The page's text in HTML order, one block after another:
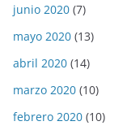
junio 2020 (7)
mayo 2020 (13)
abril 2020 (14)
marzo 2020 (10)
febrero 2020 (10)